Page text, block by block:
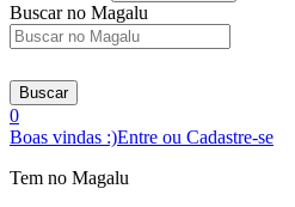
Buscar no Magalu
Buscar
0
Boas vindas :)Entre ou Cadastre-se
Tem no Magalu